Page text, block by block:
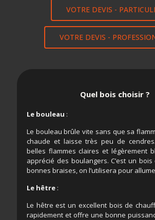
VOTRE DEVIS -
VOTRE DEVIS -
Quel bois choisir ?
Le bouleau :
Le bouleau brûle vite sans que sa
chaude et laisse très peu de
belles flammes claires et légèrement
apprécié des boulangers. C’est un
bonnes braises, on l’utilisera pour
Le hêtre :
Le hêtre est un excellent bois de
rapidement et offre une bonne